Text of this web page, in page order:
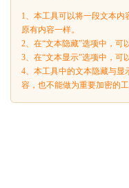
1、本工具可以将一段文本
原有内容一样。
2、在“文本隐藏”选项中，可
3、在“文本显示”选项中，可
4、本工具中的文本隐藏与显
容，也不能做为重要加密的工